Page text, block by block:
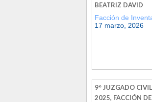
BEATRIZ DAVID
Facción de
17 marzo, 2026
9° JUZGADO
2025, FACCIÓN